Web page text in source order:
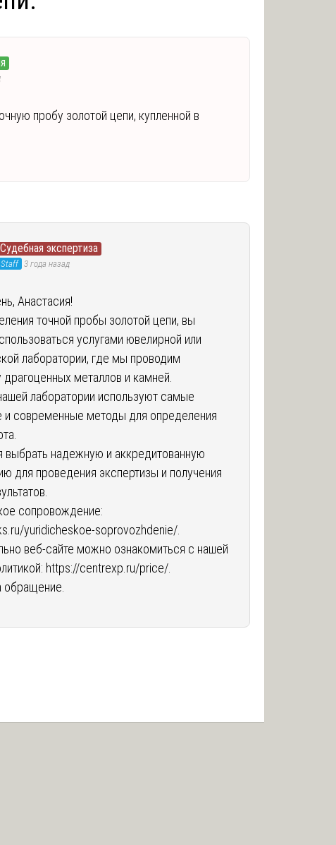
пробу золотой цепи, купленной в
Судебная экспертиза
Staff 3 года назад
Анастасия!
точной пробы золотой цепи, вы
услугами ювелирной или
лаборатории, где мы проводим
драгоценных металлов и камней.
лаборатории используют самые
и современные методы для определения
выбрать надежную и аккредитованную
для проведения экспертизы и получения
сопровождение:
yuridicheskoe-soprovozhdenie/
веб-сайте можно ознакомиться с нашей
https://centrexp.ru/price/
обращение.